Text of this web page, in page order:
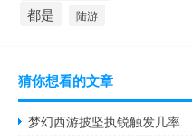
都是 陆游
猜你想看的文章
梦幻西游披坚执锐触发几率